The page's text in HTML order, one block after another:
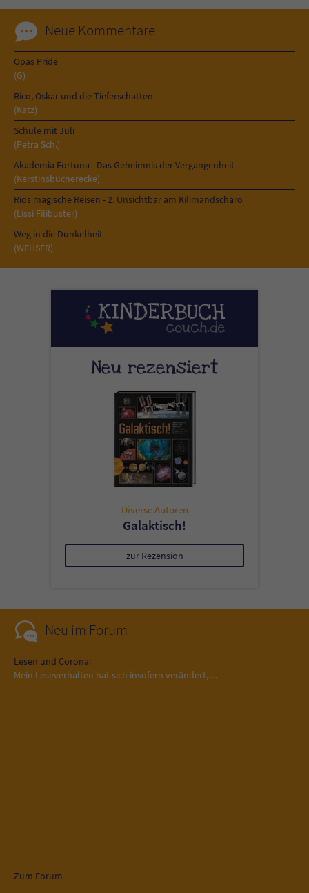
Neue Kommentare
Opas Pride
(G)
Rico, Oskar und die Tieferschatten
(Katz)
Schule mit Juli
(Petra Sch.)
Akademia Fortuna - Das Geheimnis der Vergangenheit
(Kerstinsbücherecke)
Rios magische Reisen - 2. Unsichtbar am Kilimandscharo
(Lissi Filibuster)
Weg in die Dunkelheit
(WEHSER)
Neu rezensiert
Diverse Autoren
Galaktisch!
zur Rezension
Neu im Forum
Lesen und Corona:
Mein Leseverhalten hat sich insofern verändert,…
Zum Forum